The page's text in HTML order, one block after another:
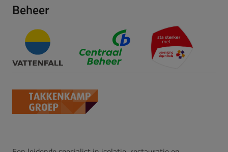
Beheer